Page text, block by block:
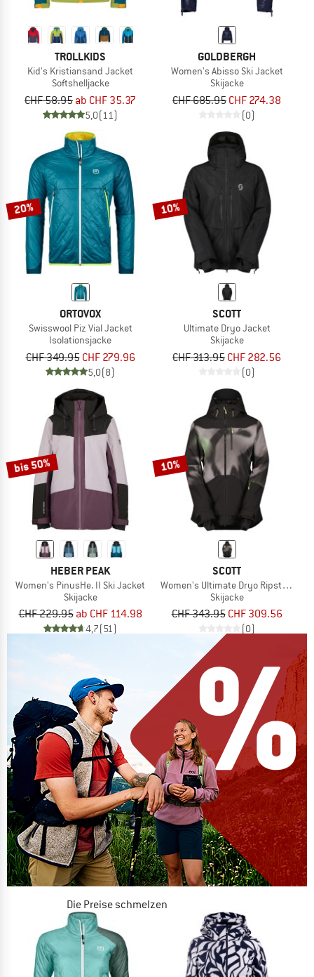
TROLLKIDS
Kid's Kristiansand Jacket
Softshelljacke
CHF 58.95 ab CHF 35.37
5,0(11)
GOLDBERGH
Women's Abisso Ski Jacket
Skijacke
CHF 685.95 CHF 274.38
(0)
20%
ORTOVOX
Swisswool Piz Vial Jacket
Isolationsjacke
CHF 349.95 CHF 279.96
5,0(8)
10%
SCOTT
Ultimate Dryo Jacket
Skijacke
CHF 313.95 CHF 282.56
(0)
bis 50%
HEBER PEAK
Women's PinusHe. II Ski Jacket
Skijacke
CHF 229.95 ab CHF 114.98
4,7(51)
10%
SCOTT
Women's Ultimate Dryo Ripstop
Skijacke
CHF 343.95 CHF 309.56
(0)
Die Preise schmelzen
JETZT BIS ZU 50% RABATT
ZUM SOMMER SALE